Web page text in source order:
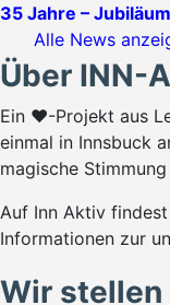
35 Jahre –
Alle News
Über INN-
Ein ♥-Projekt aus
einmal in Innsbuck
magische
Auf Inn Aktiv
Informationen zur
Wir stellen